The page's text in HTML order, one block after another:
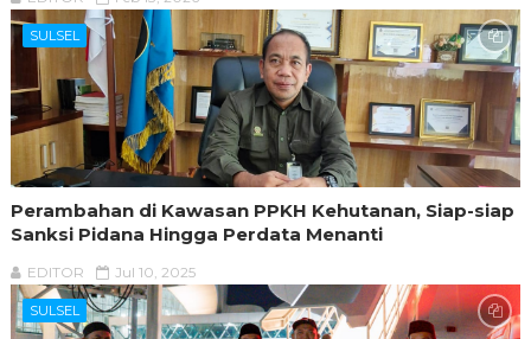
SULSEL
Perambahan di Kawasan PPKH Kehutanan, Siap-siap
Sanksi Pidana Hingga Perdata Menanti
EDITOR Jul 10, 2025
SULSEL